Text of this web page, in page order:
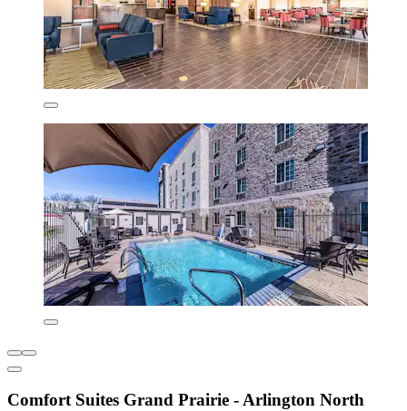
Comfort Suites Grand Prairie - Arlington North